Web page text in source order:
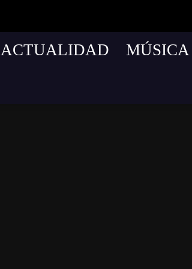
ACTUALIDAD MÚSICA